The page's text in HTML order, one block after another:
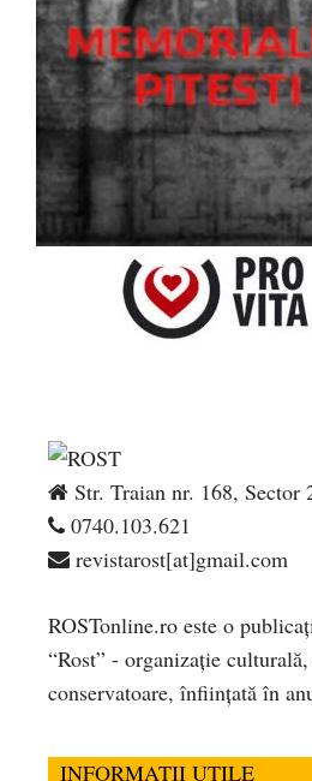
Str. Traian nr. 168, Sector
0740.103.621
revistarost[at]gmail.com
ROSTonline.ro este o
“Rost” - organizaţie
conservatoare, înfiinţată în
INFORMATII UTILE